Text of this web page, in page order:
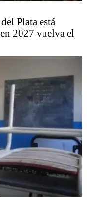
Plata está
2027 vuelva el